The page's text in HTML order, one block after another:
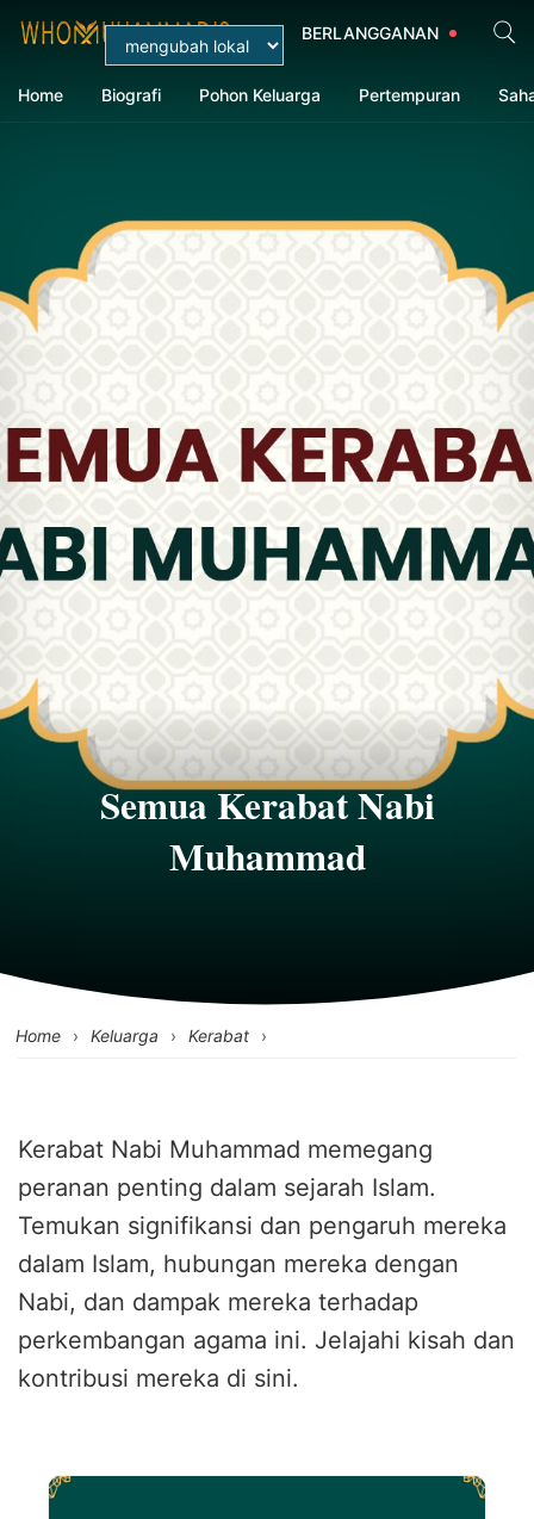
BERLANGGANAN
Home Biografi Pohon Keluarga Pertempuran
Semua Kerabat Nabi
Muhammad
Home › Keluarga › Kerabat ›
Kerabat Nabi Muhammad memegang
peranan penting dalam sejarah Islam.
Temukan signifikansi dan pengaruh mereka
dalam Islam, hubungan mereka dengan
Nabi, dan dampak mereka terhadap
perkembangan agama ini. Jelajahi kisah dan
kontribusi mereka di sini.